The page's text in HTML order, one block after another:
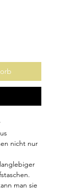
nicht nur
man sie